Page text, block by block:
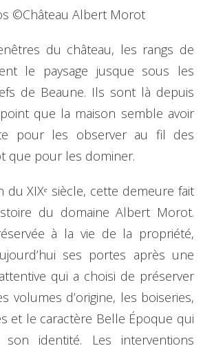
©Château Albert Morot
du château, les rangs de
le paysage jusque sous les
de Beaune. Ils sont là depuis
que la maison semble avoir
pour les observer au fil des
que pour les dominer.
du XIXᵉ siècle, cette demeure fait
du domaine Albert Morot.
à la vie de la propriété,
ses portes après une
qui a choisi de préserver
volumes d’origine, les boiseries,
et le caractère Belle Époque qui
identité. Les interventions